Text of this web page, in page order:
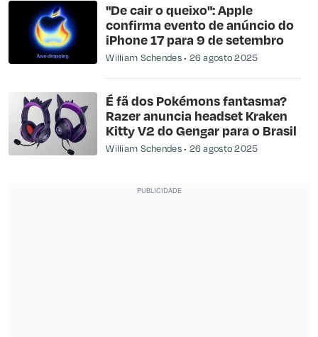
"De cair o queixo": Apple
confirma evento de anúncio do
iPhone 17 para 9 de setembro
William Schendes 26 agosto 2025
É fã dos Pokémons fantasma?
Razer anuncia headset Kraken
Kitty V2 do Gengar para o Brasil
William Schendes 26 agosto 2025